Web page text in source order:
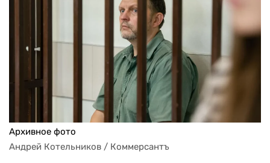
Архивное фото
Андрей Котельников / Коммерсантъ